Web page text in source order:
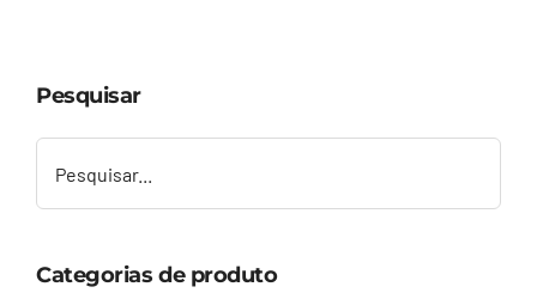
Contato
Pesquisar
Categorias de produto